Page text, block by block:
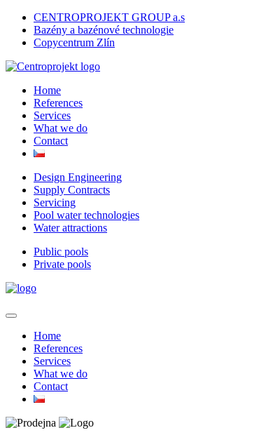
CENTROPROJEKT GROUP a.s
Bazény a bazénové technologie
Copycentrum Zlín
Home
References
Services
What we do
Contact
Design Engineering
Supply Contracts
Servicing
Pool water technologies
Water attractions
Public pools
Private pools
Home
References
Services
What we do
Contact